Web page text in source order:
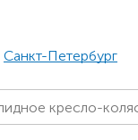
Санкт-Петербург